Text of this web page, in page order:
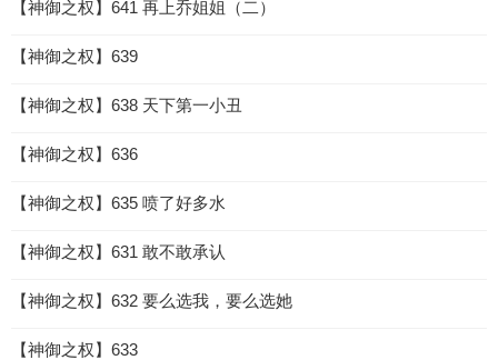
【神御之权】641 再上乔姐姐（二）
【神御之权】639
【神御之权】638 天下第一小丑
【神御之权】636
【神御之权】635 喷了好多水
【神御之权】631 敢不敢承认
【神御之权】632 要么选我，要么选她
【神御之权】633